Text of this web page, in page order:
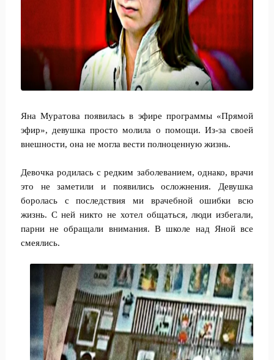
Яна Муратова появилась в эфире программы «Прямой
эфир», девушка просто молила о помощи. Из-за своей
внешности, она не могла вести полноценную жизнь.
Девочка родилась с редким заболеванием, однако, врачи
это не заметили и появились осложнения. Девушка
боролась с последствия ми врачебной ошибки всю
жизнь. С ней никто не хотел общаться, люди избегали,
парни не обращали внимания. В школе над Яной все
смеялись.